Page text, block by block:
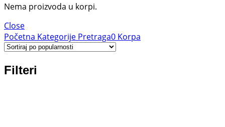
Nema proizvoda u korpi.
Close
Početna Kategorije Pretraga0 Korpa
Filteri